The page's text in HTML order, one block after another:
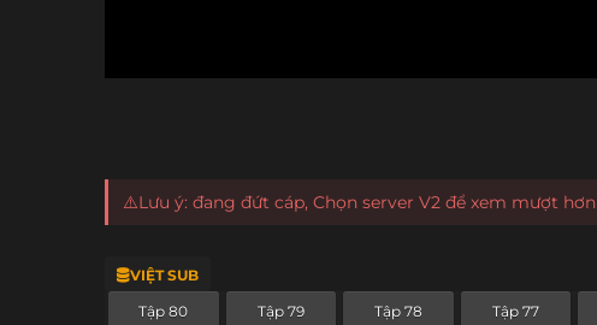
⚠️Lưu ý: đang đứt cáp, Chọn server V2 để xem mượt hơn
VIỆT SUB
Tập 80 Tập 79 Tập 78 Tập 77